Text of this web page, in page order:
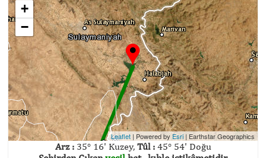
+
−
Leaflet | Powered byEsri | Earthstar Geographics
Arz :35° 16' Kuzey, Tûl :45° 54' Doğu